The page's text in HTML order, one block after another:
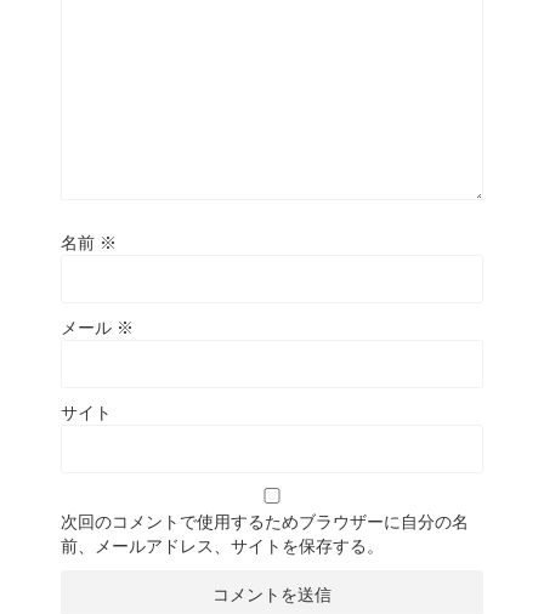
名前 ※
メール ※
サイト
次回のコメントで使用するためブラウザーに自分の名
前、メールアドレス、サイトを保存する。